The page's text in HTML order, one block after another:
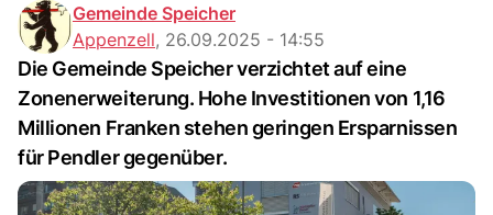
Gemeinde Speicher
Appenzell, 26.09.2025 - 14:55
Die Gemeinde Speicher verzichtet auf eine
Zonenerweiterung. Hohe Investitionen von 1,16
Millionen Franken stehen geringen Ersparnissen
für Pendler gegenüber.